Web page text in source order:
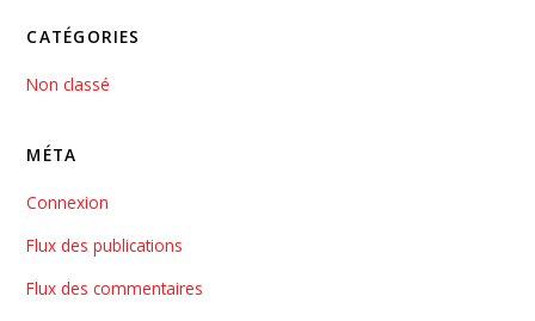
CATÉGORIES
Non classé
MÉTA
Connexion
Flux des publications
Flux des commentaires